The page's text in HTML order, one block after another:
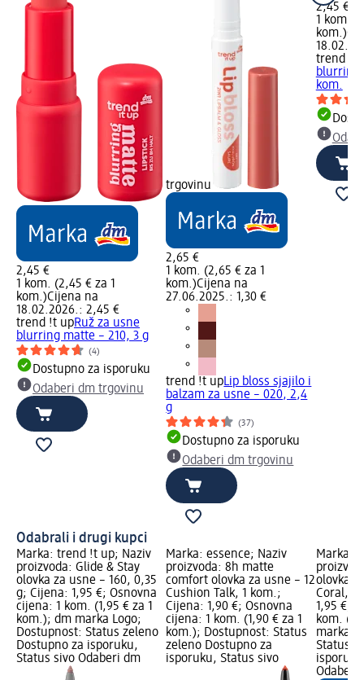
2,45 €
1 kom. (2,45 € za 1
kom.)Cijena na
18.02.2026.: 2,45 €
trend !t upRuž za usne
blurring matte – 210, 3 g
(4)
Dostupno za isporuku
Odaberi dm trgovinu
trgovinu
2,65 €
1 kom. (2,65 € za 1
kom.)Cijena na
27.06.2025.: 1,30 €
trend !t upLip bloss sjajilo i
balzam za usne – 020, 2,4
g
(37)
Dostupno za isporuku
Odaberi dm trgovinu
2,45 €
1 kom.
kom.)
trend !t
blurring
kom.
Odabrali i drugi kupci
Marka: trend !t up; Naziv
proizvoda: Glide & Stay
olovka za usne – 160, 0,35
g; Cijena: 1,95 €; Osnovna
cijena: 1 kom. (1,95 € za 1
kom.); dm marka Logo;
Dostupnost: Status zeleno
Dostupno za isporuku,
Status sivo Odaberi dm
Marka: essence; Naziv
proizvoda: 8h matte
comfort olovka za usne – 12
Cushion Talk, 1 kom.;
Cijena: 1,90 €; Osnovna
cijena: 1 kom. (1,90 € za 1
kom.); Dostupnost: Status
zeleno Dostupno za
isporuku, Status sivo
Marka:
olovka
Coral,
1,95 €;
kom.
marka
Status
Odaberi